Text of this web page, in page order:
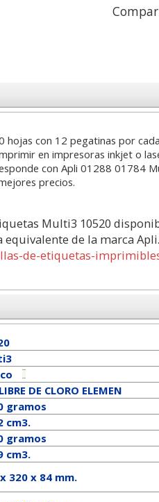
hojas con 12 pegatinas por
en impresoras inkjet o
con Apli 01288 01784
precios.
Multi3 10520
de la marca Apli.
de-etiquetas-
DE CLORO ELEMEN
gramos
cm3.
gramos
cm3.
320 x 84 mm.
17,99 con Iva
-
alta
€
HP 950XL -
para Officejet Pro
desde:56,62 €
68,51 con Iva